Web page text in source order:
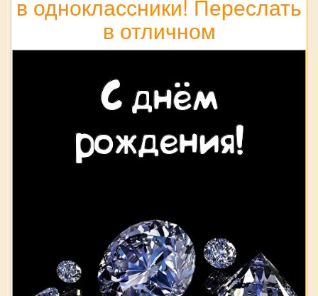
в одноклассники! Переслать
в отличном